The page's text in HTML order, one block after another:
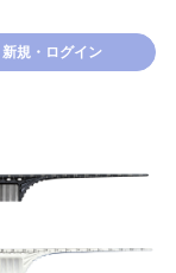
新規・ログイン